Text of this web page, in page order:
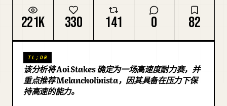
提示词
下载
221K 330 141 0 82
TL;DR
该分析将 Aoi Stakes 确定为一场高速度耐力赛，并
重点推荐 Melancholinista，因其具备在压力下保
持高速的能力。